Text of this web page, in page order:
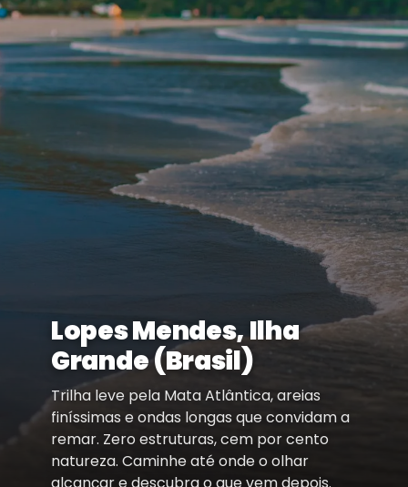
Lopes Mendes, Ilha
Grande (Brasil)
Trilha leve pela Mata Atlântica, areias
finíssimas e ondas longas que convidam a
remar. Zero estruturas, cem por cento
natureza. Caminhe até onde o olhar